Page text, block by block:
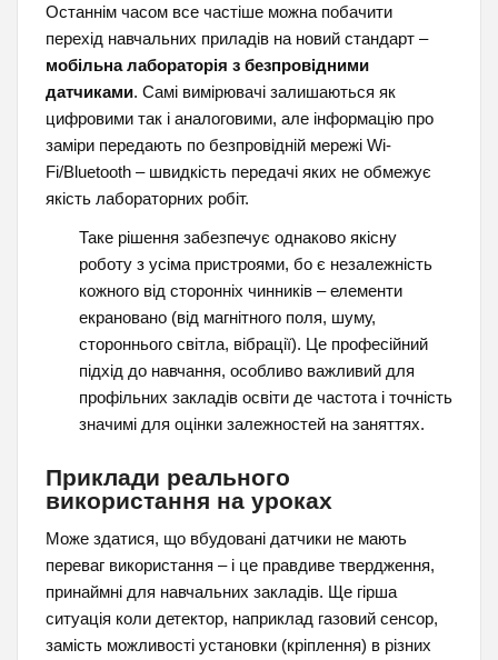
Останнім часом все частіше можна побачити
перехід навчальних приладів на новий стандарт –
мобільна лабораторія з безпровідними
датчиками. Самі вимірювачі залишаються як
цифровими так і аналоговими, але інформацію про
заміри передають по безпровідній мережі Wi-
Fi/Bluetooth – швидкість передачі яких не обмежує
якість лабораторних робіт.
Таке рішення забезпечує однаково якісну
роботу з усіма пристроями, бо є незалежність
кожного від сторонніх чинників – елементи
екрановано (від магнітного поля, шуму,
стороннього світла, вібрації). Це професійний
підхід до навчання, особливо важливий для
профільних закладів освіти де частота і точність
значимі для оцінки залежностей на заняттях.
Приклади реального
використання на уроках
Може здатися, що вбудовані датчики не мають
переваг використання – і це правдиве твердження,
принаймні для навчальних закладів. Ще гірша
ситуація коли детектор, наприклад газовий сенсор,
замість можливості установки (кріплення) в різних